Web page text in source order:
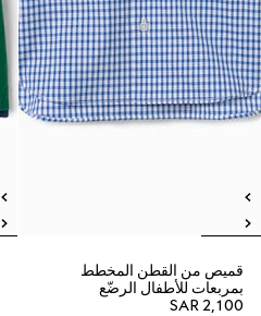
قميص من القطن المخطط
بمربعات للأطفال الرضّع
SAR 2,100